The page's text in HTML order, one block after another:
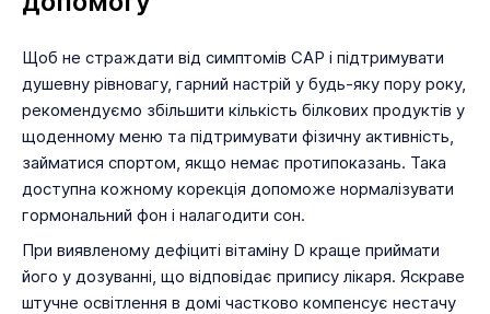
Щоб не страждати від симптомів САР і підтримувати
душевну рівновагу, гарний настрій у будь-яку пору року,
рекомендуємо збільшити кількість білкових продуктів у
щоденному меню та підтримувати фізичну активність,
займатися спортом, якщо немає протипоказань. Така
доступна кожному корекція допоможе нормалізувати
гормональний фон і налагодити сон.
При виявленому дефіциті вітаміну D краще приймати
його у дозуванні, що відповідає припису лікаря. Яскраве
штучне освітлення в домі частково компенсує нестачу